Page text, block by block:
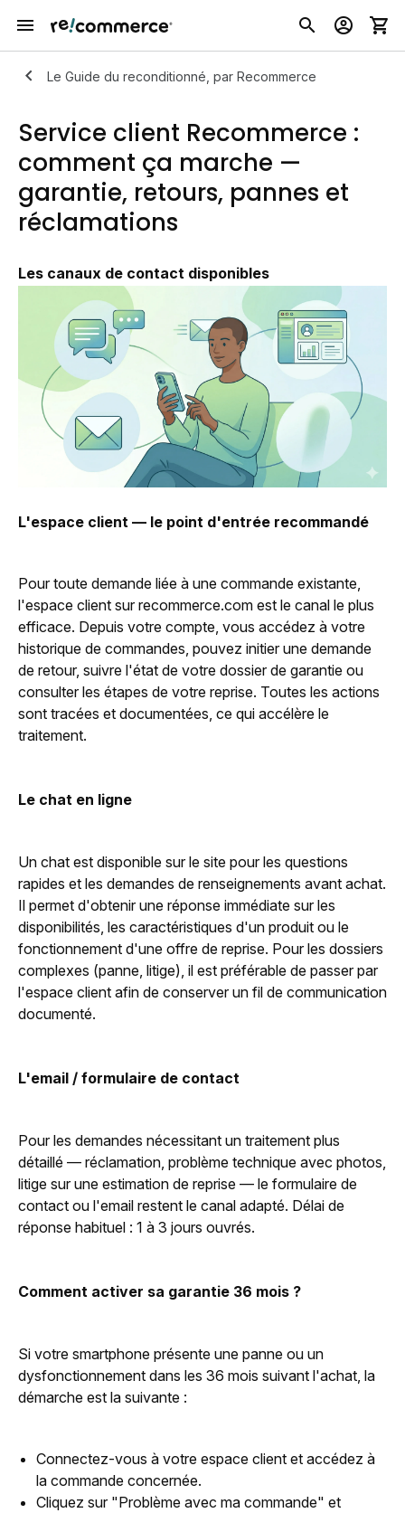
Le Guide du reconditionné, par Recommerce
Service client Recommerce :
comment ça marche —
garantie, retours, pannes et
réclamations
Les canaux de contact disponibles
L'espace client — le point d'entrée recommandé
Pour toute demande liée à une commande existante,
l'espace client sur recommerce.com est le canal le plus
efficace. Depuis votre compte, vous accédez à votre
historique de commandes, pouvez initier une demande
de retour, suivre l'état de votre dossier de garantie ou
consulter les étapes de votre reprise. Toutes les actions
sont tracées et documentées, ce qui accélère le
traitement.
Le chat en ligne
Un chat est disponible sur le site pour les questions
rapides et les demandes de renseignements avant achat.
Il permet d'obtenir une réponse immédiate sur les
disponibilités, les caractéristiques d'un produit ou le
fonctionnement d'une offre de reprise. Pour les dossiers
complexes (panne, litige), il est préférable de passer par
l'espace client afin de conserver un fil de communication
documenté.
L'email / formulaire de contact
Pour les demandes nécessitant un traitement plus
détaillé — réclamation, problème technique avec photos,
litige sur une estimation de reprise — le formulaire de
contact ou l'email restent le canal adapté. Délai de
réponse habituel : 1 à 3 jours ouvrés.
Comment activer sa garantie 36 mois ?
Si votre smartphone présente une panne ou un
dysfonctionnement dans les 36 mois suivant l'achat, la
démarche est la suivante :
Connectez-vous à votre espace client et accédez à
la commande concernée.
Cliquez sur "Problème avec ma commande" et